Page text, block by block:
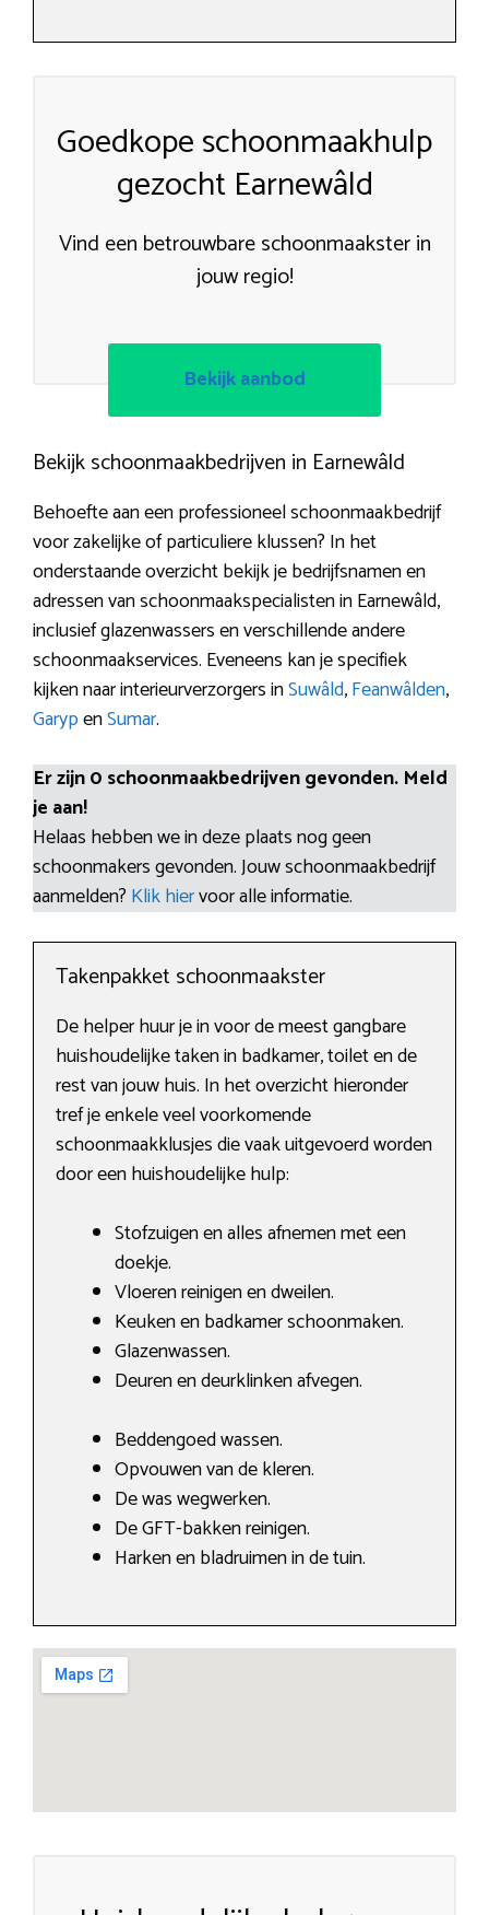
Goedkope schoonmaakhulp
gezocht Earnewâld
Vind een betrouwbare schoonmaakster in
jouw regio!
Bekijk aanbod
Bekijk schoonmaakbedrijven in Earnewâld
Behoefte aan een professioneel schoonmaakbedrijf
voor zakelijke of particuliere klussen? In het
onderstaande overzicht bekijk je bedrijfsnamen en
adressen van schoonmaakspecialisten in Earnewâld,
inclusief glazenwassers en verschillende andere
schoonmaakservices. Eveneens kan je specifiek
kijken naar interieurverzorgers inSuwâld,Feanwâlden,
GarypenSumar.
Er zijn 0 schoonmaakbedrijven gevonden. Meld
je aan!
Helaas hebben we in deze plaats nog geen
schoonmakers gevonden. Jouw schoonmaakbedrijf
aanmelden? Klik hiervoor alle informatie.
Takenpakket schoonmaakster
De helper huur je in voor de meest gangbare
huishoudelijke taken in badkamer, toilet en de
rest van jouw huis. In het overzicht hieronder
tref je enkele veel voorkomende
schoonmaakklusjes die vaak uitgevoerd worden
door een huishoudelijke hulp:
Stofzuigen en alles afnemen met een
doekje.
Vloeren reinigen en dweilen.
Keuken en badkamer schoonmaken.
Glazenwassen.
Deuren en deurklinken afvegen.
Beddengoed wassen.
Opvouwen van de kleren.
De was wegwerken.
De GFT-bakken reinigen.
Harken en bladruimen in de tuin.